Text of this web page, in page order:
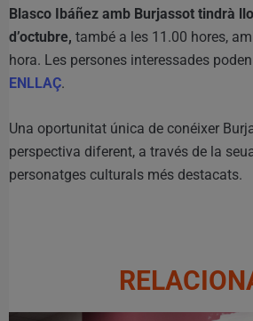
Blasco Ibáñez amb Burjassot tindrà
d’octubre, també a les 11.00 hores,
hora. Les persones interessades
ENLLAÇ.
Una oportunitat única de conéixer
perspectiva diferent, a través de la
personatges culturals més destacats.